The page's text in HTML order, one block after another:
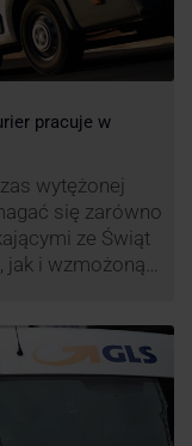
pracuje w
wytężonej
się zarówno
ze Świąt
jak i wzmożoną
świąteczny!